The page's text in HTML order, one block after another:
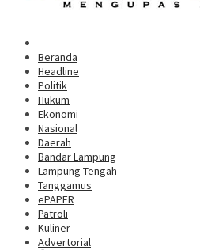
Beranda
Headline
Politik
Hukum
Ekonomi
Nasional
Daerah
Bandar Lampung
Lampung Tengah
Tanggamus
ePAPER
Patroli
Kuliner
Advertorial